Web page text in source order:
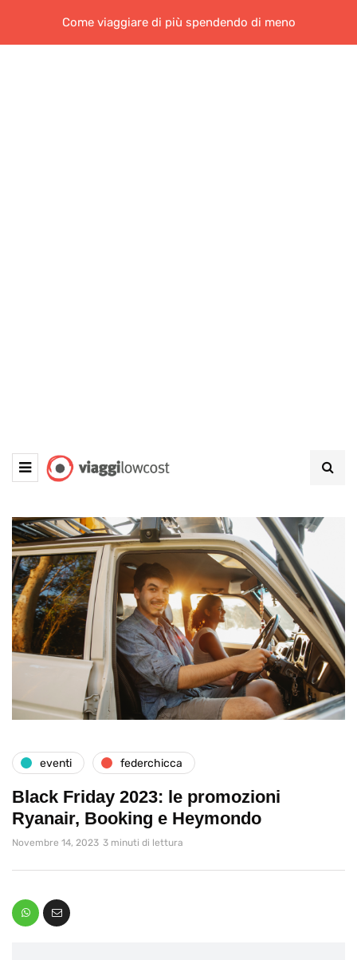
Come viaggiare di più spendendo di meno
eventi federchicca
Black Friday 2023: le promozioni
Ryanair, Booking e Heymondo
Novembre 14, 2023 3 minuti di lettura